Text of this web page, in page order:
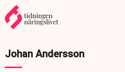
Johan Andersson